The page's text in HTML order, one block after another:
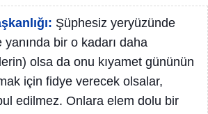
Şüphesiz yeryüzünde
yanında bir o kadarı daha
olsa da onu kıyamet gününün
için fidye verecek olsalar,
edilmez. Onlara elem dolu bir